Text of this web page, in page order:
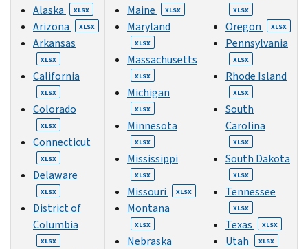
Alaska XLSX
Arizona XLSX
Arkansas
XLSX
California
XLSX
Colorado
XLSX
Connecticut
XLSX
Delaware
XLSX
District of
Columbia
XLSX
Maine XLSX
Maryland
XLSX
Massachusetts
XLSX
Michigan
XLSX
Minnesota
XLSX
Mississippi
XLSX
Missouri XLSX
Montana
XLSX
Nebraska
XLSX
Oregon XLSX
Pennsylvania
XLSX
Rhode Island
XLSX
South
Carolina
XLSX
South Dakota
XLSX
Tennessee
XLSX
Texas XLSX
Utah XLSX